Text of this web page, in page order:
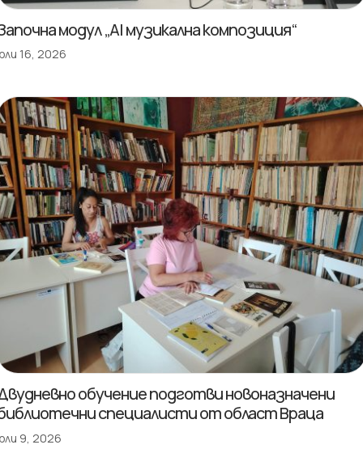
модул „AI музикална композиция“
16, 2026
обучение подготви новоназначени
специалисти от област Враца
9, 2026